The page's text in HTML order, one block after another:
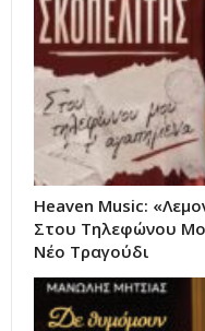
Heaven Music:
Στου Τηλεφώνου
Νέο Τραγούδι